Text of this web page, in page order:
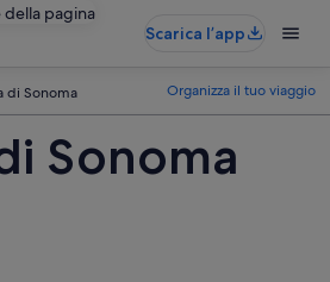
della pagina
Scarica l’app
di Sonoma Organizza il tuo viaggio
Sonoma